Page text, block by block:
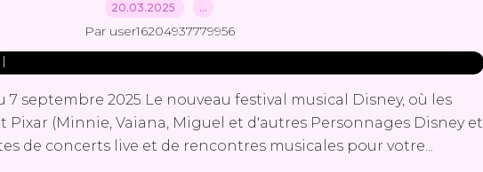
20.03.2025 …
Par user16204937779956
7 septembre 2025 Le nouveau festival musical Disney, où les
Pixar (Minnie, Vaiana, Miguel et d'autres Personnages Disney et
de concerts live et de rencontres musicales pour votre...